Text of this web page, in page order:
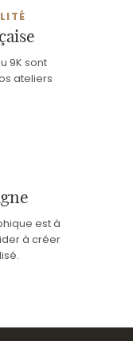
9K sont
ateliers
est à
à créer